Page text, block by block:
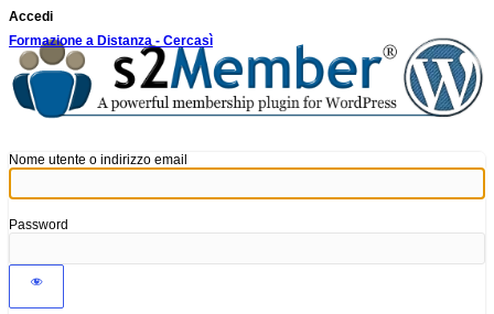
Accedi
Formazione a Distanza - Cercasì
Nome utente o indirizzo email
Password